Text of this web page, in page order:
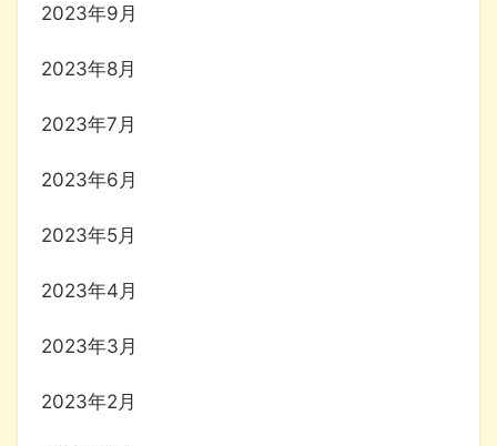
2023年9月
2023年8月
2023年7月
2023年6月
2023年5月
2023年4月
2023年3月
2023年2月